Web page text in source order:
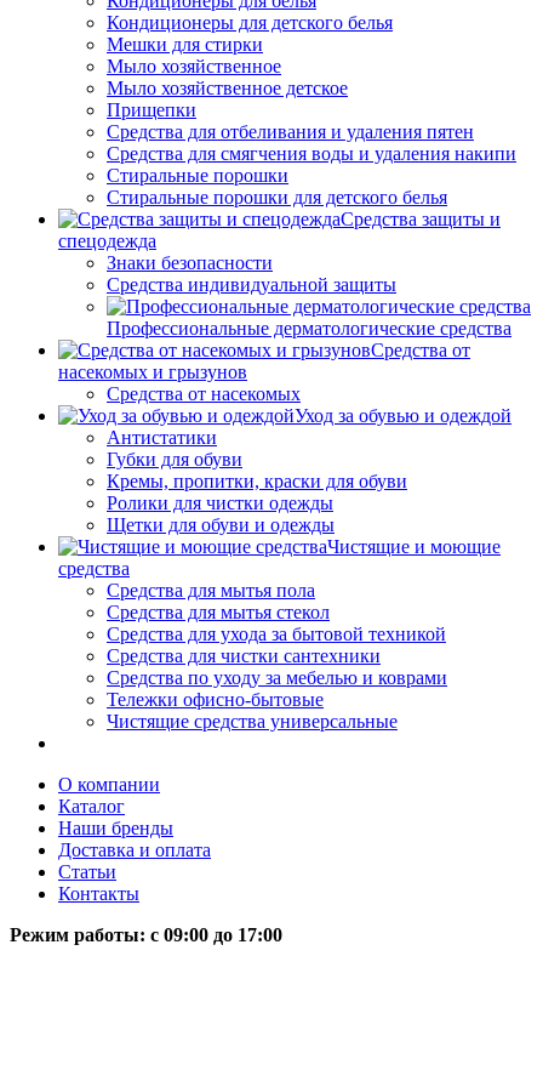
Кондиционеры для детского белья
Мешки для стирки
Мыло хозяйственное
Мыло хозяйственное детское
Прищепки
Средства для отбеливания и удаления пятен
Средства для смягчения воды и удаления накипи
Стиральные порошки
Стиральные порошки для детского белья
Средства защиты и
спецодежда
Знаки безопасности
Средства индивидуальной защиты
Профессиональные дерматологические средства
Средства от
насекомых и грызунов
Средства от насекомых
Уход за обувью и одеждой
Антистатики
Губки для обуви
Кремы, пропитки, краски для обуви
Ролики для чистки одежды
Щетки для обуви и одежды
Чистящие и моющие
средства
Средства для мытья пола
Средства для мытья стекол
Средства для ухода за бытовой техникой
Средства для чистки сантехники
Средства по уходу за мебелью и коврами
Тележки офисно-бытовые
Чистящие средства универсальные
О компании
Каталог
Наши бренды
Доставка и оплата
Статьи
Контакты
Режим работы: c 09:00 до 17:00